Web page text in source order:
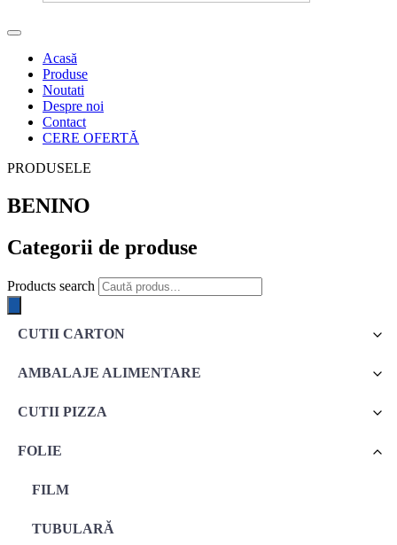
Acasă
Produse
Noutati
Despre noi
Contact
CERE OFERTĂ
PRODUSELE
BENINO
Categorii de produse
Products search
CUTII CARTON
AMBALAJE ALIMENTARE
CUTII PIZZA
FOLIE
FILM
TUBULARĂ